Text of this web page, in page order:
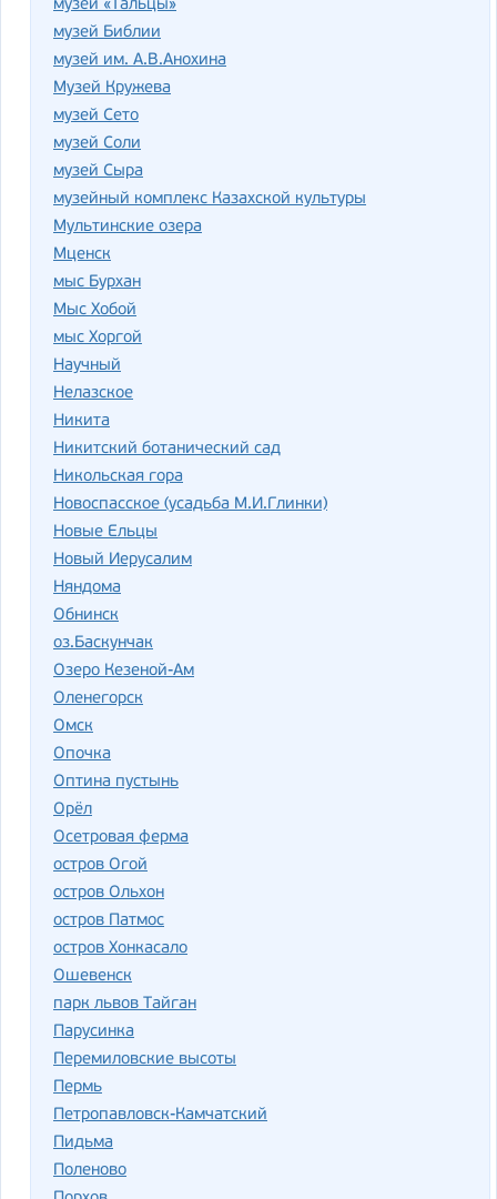
музей «Тальцы»
музей Библии
музей им. А.В.Анохина
Музей Кружева
музей Сето
музей Соли
музей Сыра
музейный комплекс Казахской культуры
Мультинские озера
Мценск
мыс Бурхан
Мыс Хобой
мыс Хоргой
Научный
Нелазское
Никита
Никитский ботанический сад
Никольская гора
Новоспасское (усадьба М.И.Глинки)
Новые Ельцы
Новый Иерусалим
Няндома
Обнинск
оз.Баскунчак
Озеро Кезеной-Ам
Оленегорск
Омск
Опочка
Оптина пустынь
Орёл
Осетровая ферма
остров Огой
остров Ольхон
остров Патмос
остров Хонкасало
Ошевенск
парк львов Тайган
Парусинка
Перемиловские высоты
Пермь
Петропавловск-Камчатский
Пидьма
Поленово